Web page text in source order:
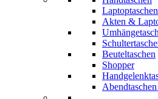
Laptoptaschen
Akten &
Beuteltaschen
Shopper